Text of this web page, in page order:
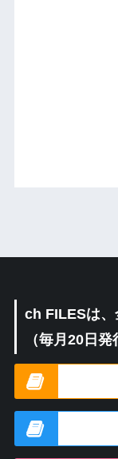
ch FILESは、
（毎月20日発